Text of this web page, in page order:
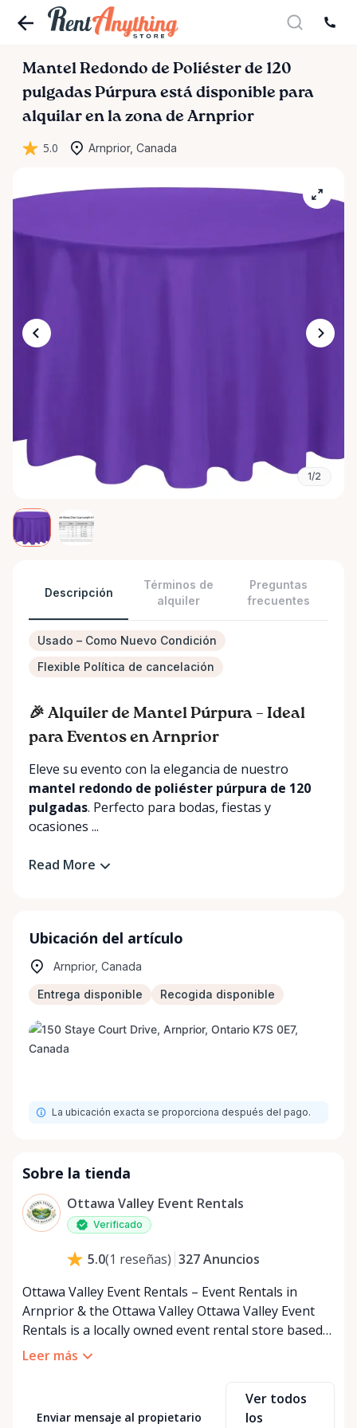
Mantel Redondo de Poliéster de 120
pulgadas Púrpura está disponible para
alquilar en la zona de Arnprior
5.0 Arnprior, Canada
1/2
Descripción
Términos de
alquiler
Preguntas
frecuentes
Usado – Como Nuevo Condición
Flexible Política de cancelación
🎉 Alquiler de Mantel Púrpura – Ideal
para Eventos en Arnprior
Eleve su evento con la elegancia de nuestro
mantel redondo de poliéster púrpura de 120
pulgadas. Perfecto para bodas, fiestas y
ocasiones ...
Read More
Ubicación del artículo
Arnprior, Canada
Entrega disponible Recogida disponible
La ubicación exacta se proporciona después del pago.
Sobre la tienda
Ottawa Valley Event Rentals
Verificado
5.0(1 reseñas) 327Anuncios
Ottawa Valley Event Rentals – Event Rentals in
Arnprior & the Ottawa Valley Ottawa Valley Event
Rentals is a locally owned event rental store based
in Arnprior, Ontario, proudly serving the Ottawa
family celebrations, and community gatherings
Leer más
Enviar mensaje al propietario
Ver todos
los